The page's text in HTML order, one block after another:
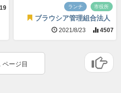
ランチ 市役所
ブラウシア管理組合法人
2021/8/23 4507
ージ目